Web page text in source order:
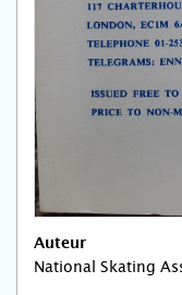
Auteur
National Skating